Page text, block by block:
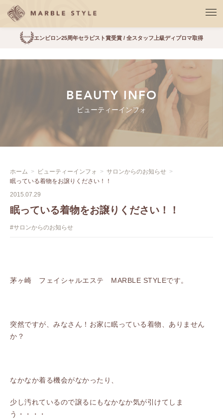
エンビロン25周年セラピスト賞受賞 / 全スタッフ上級ディプロマ取得
BEAUTY INFO
ビューティーインフォ
ホーム ビューティーインフォ
サロンからのお知らせ
眠っている着物をお譲りください！！
2015.07.29
眠っている着物をお譲りください！！
#サロンからのお知らせ
茅ヶ崎 フェイシャルエステ MARBLE STYLEです。
突然ですが、みなさん！お家に眠っている着物、ありません
か？
なかなか着る機会がなかったり、
少し汚れているので譲るにもなかなか気が引けてしま
う・・・・